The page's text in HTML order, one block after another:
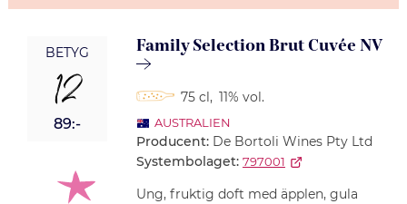
BETYG
12
89:-
Family Selection Brut Cuvée NV
75 cl, 11% vol.
AUSTRALIEN
Producent: De Bortoli Wines Pty Ltd
Systembolaget: 797001
Ung, fruktig doft med äpplen, gula